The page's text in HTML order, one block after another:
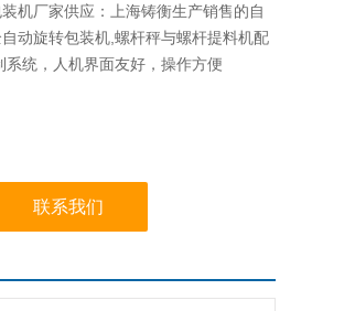
机厂家供应：上海铸衡生产销售的自
动旋转包装机,螺杆秤与螺杆提料机配
统，人机界面友好，操作方便
联系我们